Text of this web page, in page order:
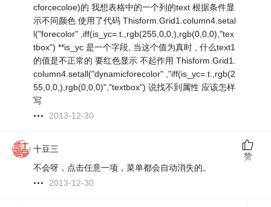
cforcecoloe)的 我想表格中的一个列的text 根据条件显
示不同颜色 使用了代码 Thisform.Grid1.column4.setal
l("forecolor" ,iff(is_yc=.t.,rgb(255,0,0,),rgb(0,0,0),"tex
tbox") **is_yc 是一个字段, 当这个值为真时 , 什么text1
的值是不正常的 要红色显示 不起作用 Thisform.Grid1.
column4.setall("dynamicforecolor" ,"iff(is_yc=.t.,rgb(2
55,0,0,),rgb(0,0,0)","textbox") 说找不到属性 应该怎样
写
2013-12-30
十豆三
不会呀，点击任意一项，菜单都会自动消失的。
2013-12-30
赞